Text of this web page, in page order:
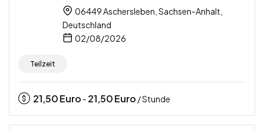
06449 Aschersleben, Sachsen-Anhalt,
Deutschland
02/08/2026
Teilzeit
21,50Euro - 21,50Euro / Stunde